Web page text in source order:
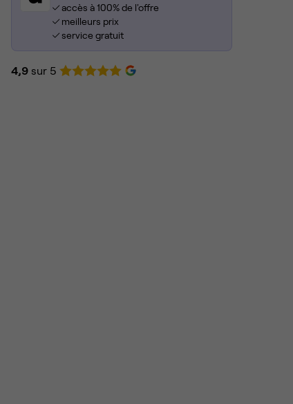
accès à 100% de l'offre
meilleurs prix
service gratuit
4,9 sur 5